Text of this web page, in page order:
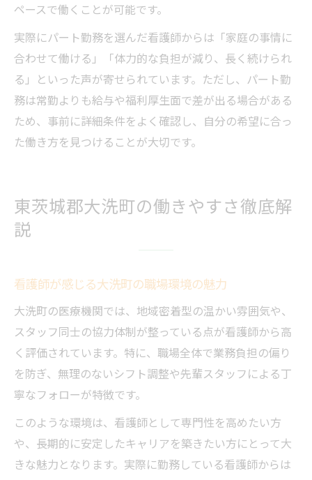
ペースで働くことが可能です。
実際にパート勤務を選んだ看護師からは「家庭の事情に
合わせて働ける」「体力的な負担が減り、長く続けられ
る」といった声が寄せられています。ただし、パート勤
務は常勤よりも給与や福利厚生面で差が出る場合がある
ため、事前に詳細条件をよく確認し、自分の希望に合っ
た働き方を見つけることが大切です。
東茨城郡大洗町の働きやすさ徹底解
説
看護師が感じる大洗町の職場環境の魅力
大洗町の医療機関では、地域密着型の温かい雰囲気や、
スタッフ同士の協力体制が整っている点が看護師から高
く評価されています。特に、職場全体で業務負担の偏り
を防ぎ、無理のないシフト調整や先輩スタッフによる丁
寧なフォローが特徴です。
このような環境は、看護師として専門性を高めたい方
や、長期的に安定したキャリアを築きたい方にとって大
きな魅力となります。実際に勤務している看護師からは